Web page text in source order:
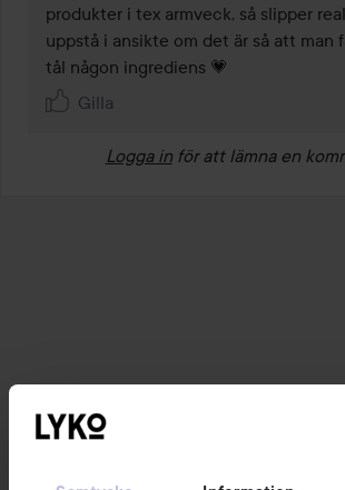
produkter i tex armveck, så slipper
uppstå i ansikte om det är så att man
tål någon ingrediens 💗
Gilla
Logga in för att lämna en